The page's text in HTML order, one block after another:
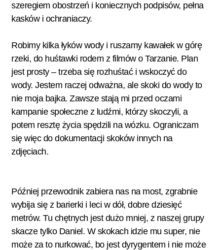
szeregiem obostrzeń i koniecznych podpisów, pełna
kasków i ochraniaczy.
Robimy kilka łyków wody i ruszamy kawałek w górę
rzeki, do huśtawki rodem z filmów o Tarzanie. Plan
jest prosty – trzeba się rozhuśtać i wskoczyć do
wody. Jestem raczej odważna, ale skoki do wody to
nie moja bajka. Zawsze stają mi przed oczami
kampanie społeczne z ludźmi, którzy skoczyli, a
potem resztę życia spędzili na wózku. Ograniczam
się więc do dokumentacji skoków innych na
zdjęciach.
Później przewodnik zabiera nas na most, zgrabnie
wybija się z barierki i leci w dół, dobre dziesięć
metrów. Tu chętnych jest dużo mniej, z naszej grupy
skacze tylko Daniel. W skokach idzie mu super, nie
może za to nurkować, bo jest dyrygentem i nie może